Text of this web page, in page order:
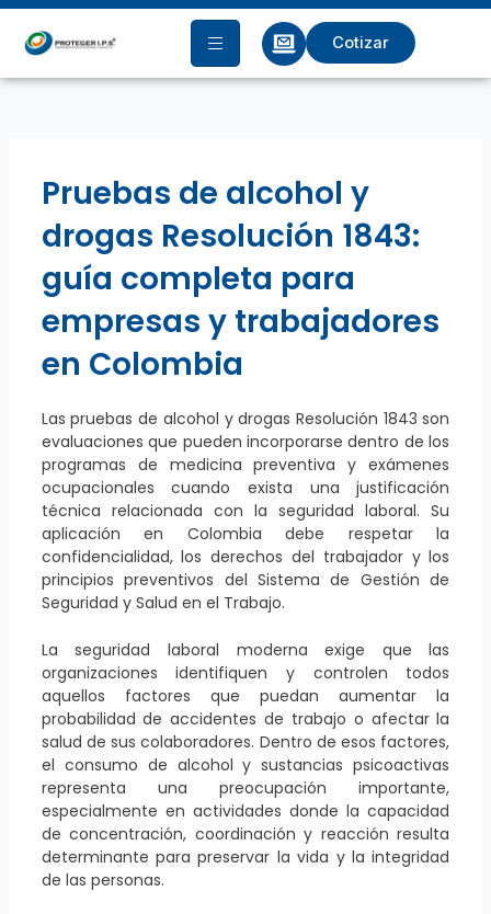
Ir
contenido
Cotizar
Pruebas de alcohol y
drogas Resolución 1843:
guía completa para
empresas y trabajadores
en Colombia
Las pruebas de alcohol y drogas Resolución 1843 son
evaluaciones que pueden incorporarse dentro de los
programas de medicina preventiva y exámenes
ocupacionales cuando exista una justificación
técnica relacionada con la seguridad laboral. Su
aplicación en Colombia debe respetar la
confidencialidad, los derechos del trabajador y los
principios preventivos del Sistema de Gestión de
Seguridad y Salud en el Trabajo.
La seguridad laboral moderna exige que las
organizaciones identifiquen y controlen todos
aquellos factores que puedan aumentar la
probabilidad de accidentes de trabajo o afectar la
salud de sus colaboradores. Dentro de esos factores,
el consumo de alcohol y sustancias psicoactivas
representa una preocupación importante,
especialmente en actividades donde la capacidad
de concentración, coordinación y reacción resulta
determinante para preservar la vida y la integridad
de las personas.